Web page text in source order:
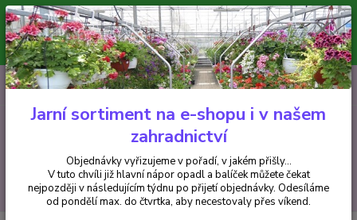
Minimální hodnota pro odeslání z e-shopu je 300 Kč.
V tuto chvíli již hlavní nápor objednávek opadl a balíček můžete čekat
nejpozději v následujícím týdnu po přijetí objednávky. Objednávky
vyřizujeme v pořadí, v jakém přišly...
CZK
Hledat
+420 602 223 614 0ks
za0 Kč
Jarní sortiment na e-shopu i v našem
zahradnictví
Objednávky vyřizujeme v pořadí, v jakém přišly...
V tuto chvíli již hlavní nápor opadl a balíček můžete čekat
nejpozději v následujícím týdnu po přijetí objednávky. Odesíláme
od pondělí max. do čtvrtka, aby necestovaly přes víkend.